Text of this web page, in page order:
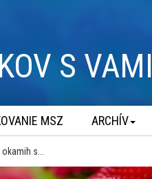
S VAMI
MSZ ARCHÍV
okamih s...